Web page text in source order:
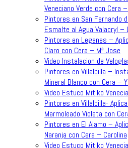
Veneciano Verde con Cera
Pintores en San Fernando
Esmalte al Agua Valacryl –
Pintores en Leganes –
Claro con Cera – Mª Jose
Video Instalacion de
Pintores en Villalbilla –
Mineral Blanco con Cera –
Video Estuco Mitiko
Pintores en Villalbilla-
Marmoleado Violeta con
Pintores en El Alamo –
Naranja con Cera – Carolina
Video Estuco Mitiko